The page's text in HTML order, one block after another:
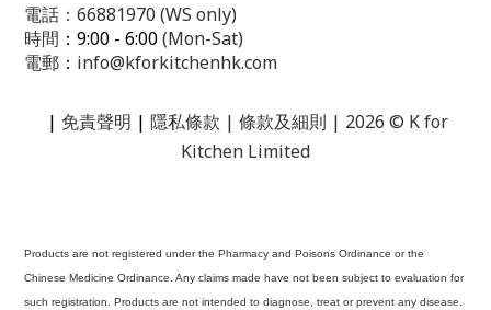
電話：66881970 (WS only)
時間 ：9:00 - 6:00(Mon-Sat)
電郵 ： info@kforkitchenhk.com
| 免責聲明 | 隱私條款 | 條款及細則 | 2026 © K for
Kitchen Limited
Products are not registered under the Pharmacy and Poisons Ordinance or the
Chinese Medicine Ordinance. Any claims made have not been subject to evaluation for
such registration. Products are not intended to diagnose, treat or prevent any disease.